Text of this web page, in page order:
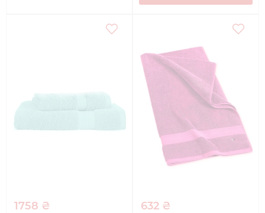
1758 ₴ 632 ₴